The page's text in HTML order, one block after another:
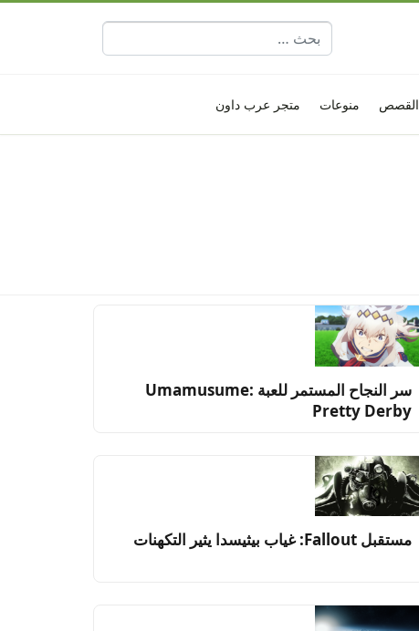
البحث عن:
القصص منوعات متجر عرب داون
سر النجاح المستمر للعبة Umamusume:
Pretty Derby
مستقبل Fallout: غياب بيثيسدا يثير التكهنات